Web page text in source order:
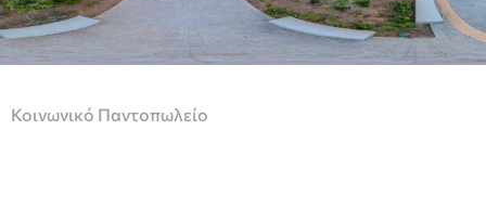
Κοινωνικό Παντοπωλείο